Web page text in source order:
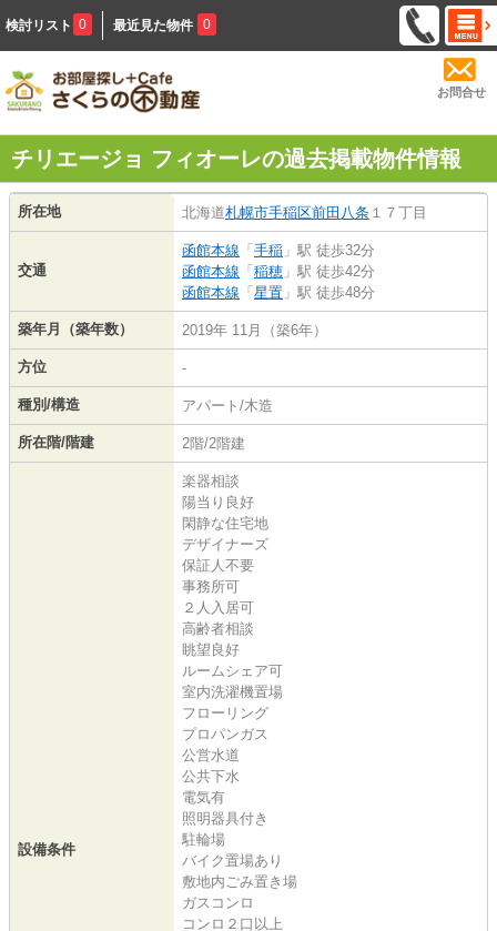
検討リスト 0 最近見た物件 0
お問合せ
チリエージョ フィオーレの過去掲載物件情報
所在地 北海道札幌市手稲区前田八条 １７丁目
交通
函館本線 「 手稲 」駅 徒歩32分
函館本線 「 稲穂 」駅 徒歩42分
函館本線 「 星置 」駅 徒歩48分
築年月（築年数） 2019年 11月（築6年）
方位 -
種別/構造 アパート/木造
所在階/階建 2階/2階建
設備条件
楽器相談
陽当り良好
閑静な住宅地
デザイナーズ
保証人不要
事務所可
２人入居可
高齢者相談
眺望良好
ルームシェア可
室内洗濯機置場
フローリング
プロパンガス
公営水道
公共下水
電気有
照明器具付き
駐輪場
バイク置場あり
敷地内ごみ置き場
ガスコンロ
コンロ２口以上